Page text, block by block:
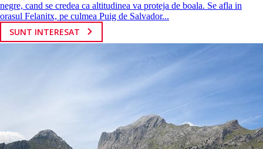
negre, cand se credea ca altitudinea va proteja de boala. Se afla in
orasul Felanitx, pe culmea Puig de Salvador...
SUNT INTERESAT